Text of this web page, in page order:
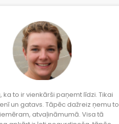
ka to ir vienkārši paņemt līdzi. Tikai
un gatavs. Tāpēc dažreiz ņemu to
atvaļināmumā. Visa tā